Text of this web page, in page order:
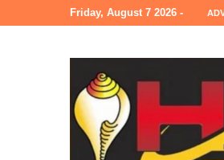
Friday, August 7 2026 -